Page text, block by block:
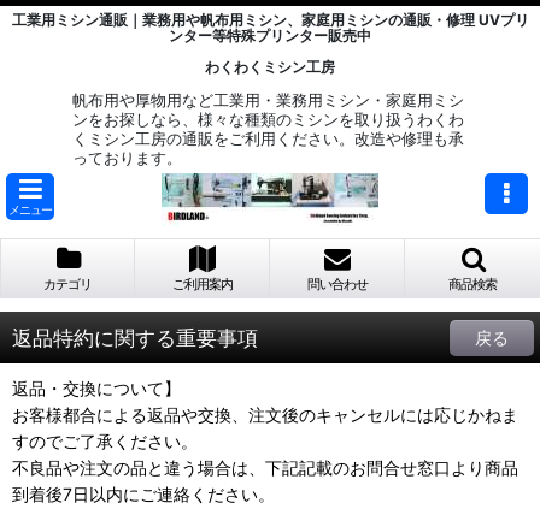
工業用ミシン通販｜業務用や帆布用ミシン、家庭用ミシンの通販・修理 UVプリ
ンター等特殊プリンター販売中
わくわくミシン工房
帆布用や厚物用など工業用・業務用ミシン・家庭用ミシ
ンをお探しなら、様々な種類のミシンを取り扱うわくわ
くミシン工房の通販をご利用ください。改造や修理も承
っております。
メニュー
カテゴリ ご利用案内 問い合わせ 商品検索
返品特約に関する重要事項 戻る
返品・交換について】
お客様都合による返品や交換、注文後のキャンセルには応じかねま
すのでご了承ください。
不良品や注文の品と違う場合は、下記記載のお問合せ窓口より商品
到着後7日以内にご連絡ください。